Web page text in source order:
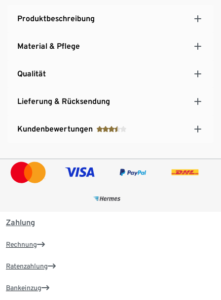
Produktbeschreibung
Material & Pflege
Qualität
Lieferung & Rücksendung
Kundenbewertungen
Zahlung
Rechnung
Ratenzahlung
Bankeinzug